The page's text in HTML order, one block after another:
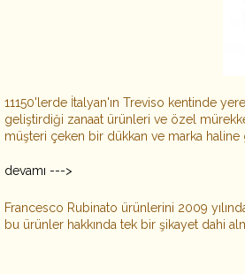
11150'lerde İtalyan'ın Treviso kentinde
geliştirdiği zanaat ürünleri ve özel
müşteri çeken bir dükkan ve marka haline
devamı --->
Francesco Rubinato ürünlerini 2009
bu ürünler hakkında tek bir şikayet dahi